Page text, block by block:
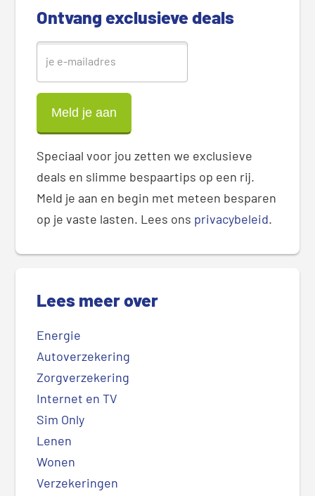
Ontvang exclusieve deals
Speciaal voor jou zetten we exclusieve
deals en slimme bespaartips op een rij.
Meld je aan en begin met meteen besparen
op je vaste lasten. Lees ons privacybeleid.
Lees meer over
Energie
Autoverzekering
Zorgverzekering
Internet en TV
Sim Only
Lenen
Wonen
Verzekeringen